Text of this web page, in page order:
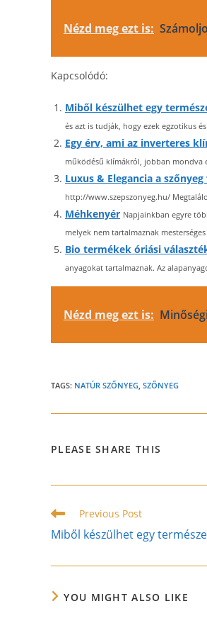
Nézd meg ezt is:
Kapcsolódó:
Miből készülhet egy
és azt is tudják, hogy ezek egzotikus
Egy érv, ami az inverteres
működésű klímákról, jobban mondva
Luxus & Elegancia a
http://www.szepszonyeg.hu/
Méhkenyér Napjainkban egyre
melyek nem tartalmaznak
Bio termékek óriási
anyagokat tartalmaznak. Az
Nézd meg ezt is:
TAGS: NATÚR SZŐNYEG, SZŐNYEG
PLEASE SHARE THIS
Read
more
articles
Previous Post
Miből készülhet egy
YOU MIGHT ALSO LIKE